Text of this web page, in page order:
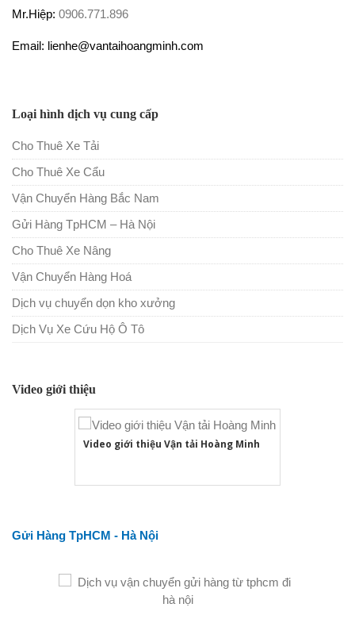
Mr.Hiệp: 0906.771.896
Email: lienhe@vantaihoangminh.com
Loại hình dịch vụ cung cấp
Cho Thuê Xe Tải
Cho Thuê Xe Cẩu
Vận Chuyển Hàng Bắc Nam
Gửi Hàng TpHCM – Hà Nội
Cho Thuê Xe Nâng
Vận Chuyển Hàng Hoá
Dịch vụ chuyển dọn kho xưởng
Dịch Vụ Xe Cứu Hộ Ô Tô
Video giới thiệu
Video giới thiệu Vận tải Hoàng Minh
Gửi Hàng TpHCM - Hà Nội